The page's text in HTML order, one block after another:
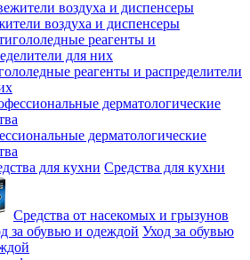
воздуха и диспенсеры
реагенты и распределители
дерматологические
Средства для кухни
Средства от насекомых и грызунов
Уход за обувью